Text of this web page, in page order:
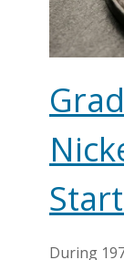
During